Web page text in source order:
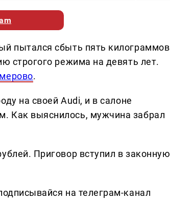
пытался сбыть пять килограммов
строгого режима на девять лет.
.
на своей Audi, и в салоне
Как выяснилось, мужчина забрал
Приговор вступил в законную
на телеграм-канал